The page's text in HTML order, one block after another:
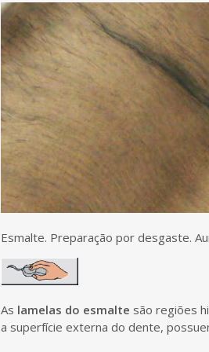
Esmalte. Preparação por desgaste.
As lamelas do esmalte são regiões
a superfície externa do dente,